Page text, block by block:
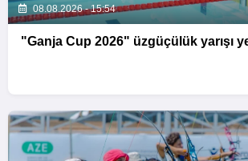
08.08.2026 - 15:54
"Ganja Cup 2026" üzgüçülük yarışı